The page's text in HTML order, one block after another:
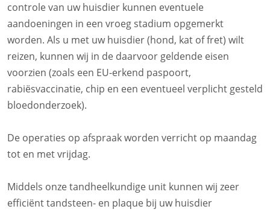
controle van uw huisdier kunnen eventuele
aandoeningen in een vroeg stadium opgemerkt
worden. Als u met uw huisdier (hond, kat of fret) wilt
reizen, kunnen wij in de daarvoor geldende eisen
voorzien (zoals een EU-erkend paspoort,
rabiësvaccinatie, chip en een eventueel verplicht gesteld
bloedonderzoek).
De operaties op afspraak worden verricht op maandag
tot en met vrijdag.
Middels onze tandheelkundige unit kunnen wij zeer
efficiënt tandsteen- en plaque bij uw huisdier